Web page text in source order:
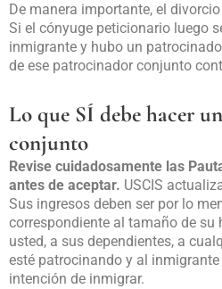
De manera importante, el
Si el cónyuge peticionario luego
inmigrante y hubo un
de ese patrocinador conjunto
Lo que SÍ debe hacer
conjunto
Revise cuidadosamente las
antes de aceptar. USCIS
Sus ingresos deben ser por lo
correspondiente al tamaño de su
usted, a sus dependientes, a
esté patrocinando y al
intención de inmigrar.